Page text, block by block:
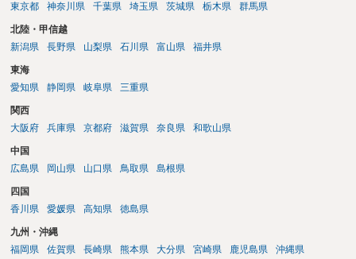
東京都
神奈川県 千葉県 埼玉県 茨城県 栃木県 群馬県
北陸・甲信越
新潟県
長野県 山梨県 石川県 富山県 福井県
東海
愛知県
静岡県 岐阜県 三重県
関西
大阪府
兵庫県 京都府 滋賀県 奈良県 和歌山県
中国
広島県
岡山県 山口県 鳥取県 島根県
四国
香川県
愛媛県 高知県 徳島県
九州・沖縄
福岡県
佐賀県 長崎県 熊本県 大分県 宮崎県 鹿児島県 沖縄県